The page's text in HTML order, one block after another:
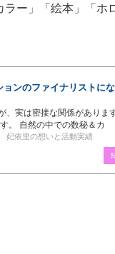
ー」「絵本」「ホ
ンのファイナリストに
、実は密接な関係がありま
。 自然の中での数秘＆カ
妃依里の想いと活動実績